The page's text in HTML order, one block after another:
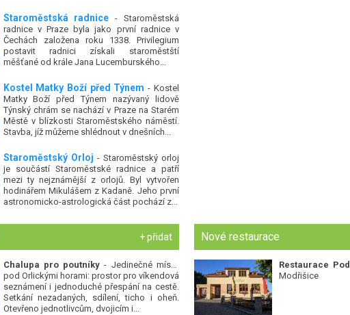
Staroměstská radnice - Staroměstská
radnice v Praze byla jako první radnice v
Čechách založena roku 1338. Privilegium
postavit radnici získali staroměstští
měšťané od krále Jana Lucemburského...
Kostel Matky Boží před Týnem - Kostel
Matky Boží před Týnem nazývaný lidově
Týnský chrám se nachází v Praze na Starém
Městě v blízkosti Staroměstského náměstí.
Stavba, jíž můžeme shlédnout v dnešních...
Staroměstský Orloj - Staroměstský orloj
je součástí Staroměstské radnice a patří
mezi ty nejznámější z orlojů. Byl vytvořen
hodinářem Mikulášem z Kadaně. Jeho první
astronomicko-astrologická část pochází z...
+ přidat
Chalupa pro poutníky - Jedinečné místo
pod Orlickými horami: prostor pro víkendová
seznámení i jednoduché přespání na cestě.
Setkání nezadaných, sdílení, ticho i oheň.
Otevřeno jednotlivcům, dvojicím i...
Nové restaurace
Restaurace
Modřišice